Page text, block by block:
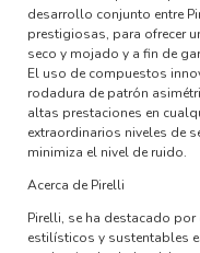
desarrollo conjunto entre
prestigiosas, para ofrecer
seco y mojado y a fin de
El uso de compuestos
rodadura de patrón
altas prestaciones en
extraordinarios niveles de
minimiza el nivel de ruido.
Acerca de Pirelli
Pirelli, se ha destacado
estilísticos y sustentables